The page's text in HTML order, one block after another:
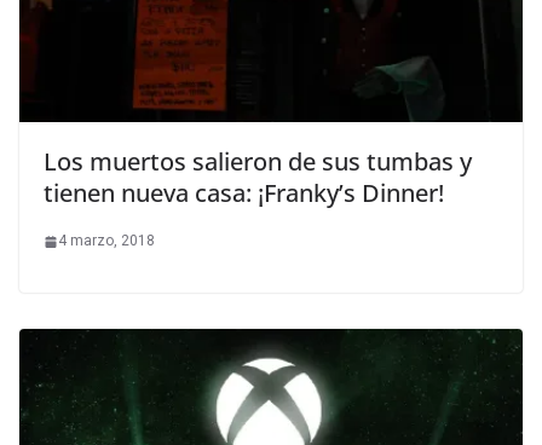
Los muertos salieron de sus tumbas y
tienen nueva casa: ¡Franky’s Dinner!
4 marzo, 2018